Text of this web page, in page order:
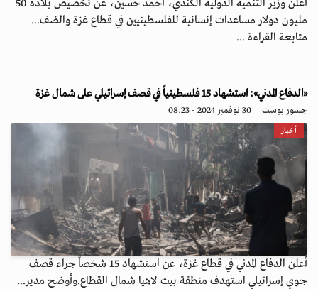
أعلن وزير التنمية الدولية الكندي، أحمد حسين، عن تخصيص بلاده 50
مليون دولار مساعدات إنسانية للفلسطينيين في قطاع غزة والضف...
متابعة القراءة ...
«الدفاع المدني»: استشهاد 15 فلسطينياً في قصف إسرائيلي على شمال غزة
جسور بوست 30 نوفمبر 2024 - 08:23
أخبار
أعلن الدفاع المدني في قطاع غزة، عن استشهاد 15 شخصاً جراء قصف
جوي إسرائيلي استهدف منطقة بيت لاهيا شمال القطاع.وأوضح مدير...